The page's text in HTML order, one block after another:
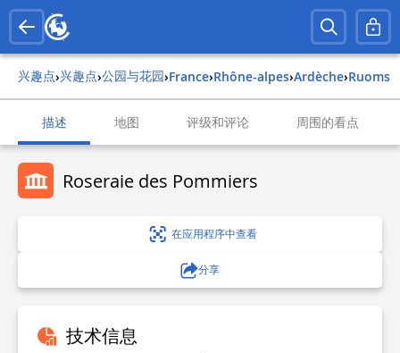
兴趣点› 兴趣点› 公园与花园› france› rhône-alpes› ardèche› ruoms
描述 地图 评级和评论 周围的看点
Roseraie des Pommiers
在应用程序中查看
分享
技术信息